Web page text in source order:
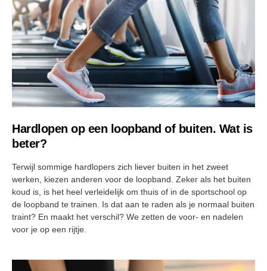
Hardlopen op een loopband of buiten. Wat is
beter?
Terwijl sommige hardlopers zich liever buiten in het zweet
werken, kiezen anderen voor de loopband. Zeker als het buiten
koud is, is het heel verleidelijk om thuis of in de sportschool op
de loopband te trainen. Is dat aan te raden als je normaal buiten
traint? En maakt het verschil? We zetten de voor- en nadelen
voor je op een rijtje.